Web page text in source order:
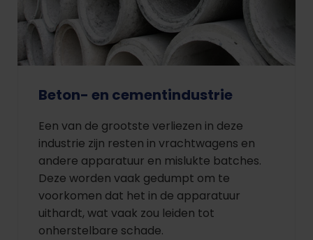
Beton- en cementindustrie
Een van de grootste verliezen in deze
industrie zijn resten in vrachtwagens en
andere apparatuur en mislukte batches.
Deze worden vaak gedumpt om te
voorkomen dat het in de apparatuur
uithardt, wat vaak zou leiden tot
onherstelbare schade.